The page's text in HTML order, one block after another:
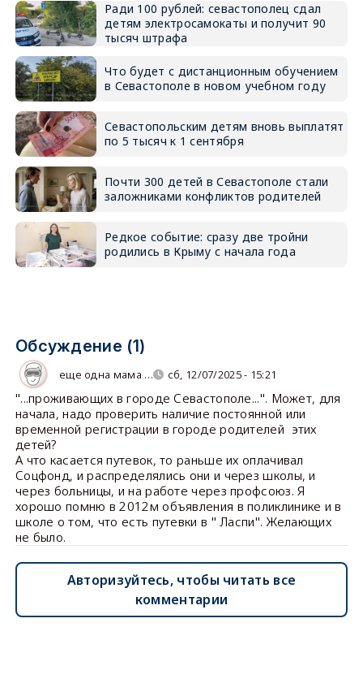
Ради 100 рублей: севастополец сдал
детям электросамокаты и получит 90
тысяч штрафа
Что будет с дистанционным обучением
в Севастополе в новом учебном году
Севастопольским детям вновь выплатят
по 5 тысяч к 1 сентября
Почти 300 детей в Севастополе стали
заложниками конфликтов родителей
Редкое событие: сразу две тройни
родились в Крыму с начала года
Обсуждение (1)
еще одна мама … сб, 12/07/2025 - 15:21
"...проживающих в городе Севастополе...". Может, для
начала, надо проверить наличие постоянной или
временной регистрации в городе родителей этих
детей?
А что касается путевок, то раньше их оплачивал
Соцфонд, и распределялись они и через школы, и
через больницы, и на работе через профсоюз. Я
хорошо помню в 2012м объявления в поликлинике и в
школе о том, что есть путевки в " Ласпи". Желающих
не было.
Авторизуйтесь, чтобы читать все
комментарии